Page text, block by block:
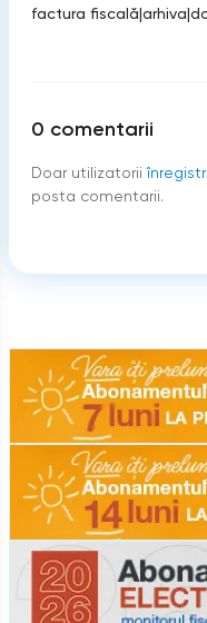
factura fiscală|arhiva|
0 comentarii
Doar utilizatorii
posta comentarii.